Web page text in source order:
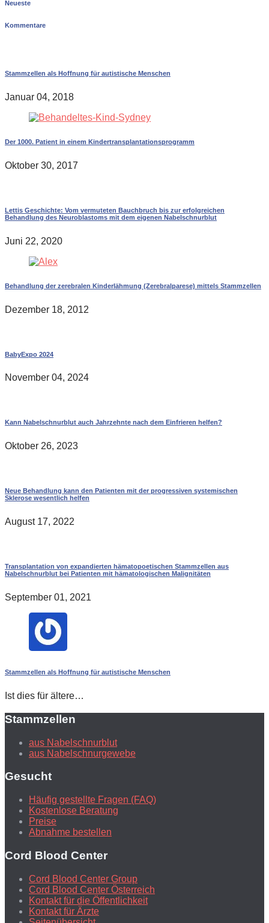
Neueste
Kommentare
Stammzellen als Hoffnung für autistische Menschen
Januar 04, 2018
Der 1000. Patient in einem Kindertransplantationsprogramm
Oktober 30, 2017
Lettis Geschichte: Vom vermuteten Bauchbruch bis zur erfolgreichen
Behandlung des Neuroblastoms mit dem eigenen Nabelschnurblut
Juni 22, 2020
Behandlung der zerebralen Kinderlähmung (Zerebralparese) mittels Stammzellen
Dezember 18, 2012
BabyExpo 2024
November 04, 2024
Kann Nabelschnurblut auch Jahrzehnte nach dem Einfrieren helfen?
Oktober 26, 2023
Neue Behandlung kann den Patienten mit der progressiven systemischen
Sklerose wesentlich helfen
August 17, 2022
Transplantation von expandierten hämatopoetischen Stammzellen aus
Nabelschnurblut bei Patienten mit hämatologischen Malignitäten
September 01, 2021
Stammzellen als Hoffnung für autistische Menschen
Ist dies für ältere…
Stammzellen
aus Nabelschnurblut
aus Nabelschnurgewebe
Gesucht
Häufig gestellte Fragen (FAQ)
Kostenlose Beratung
Preise
Abnahme bestellen
Cord Blood Center
Cord Blood Center Group
Cord Blood Center Österreich
Kontakt für die Öffentlichkeit
Kontakt für Ärzte